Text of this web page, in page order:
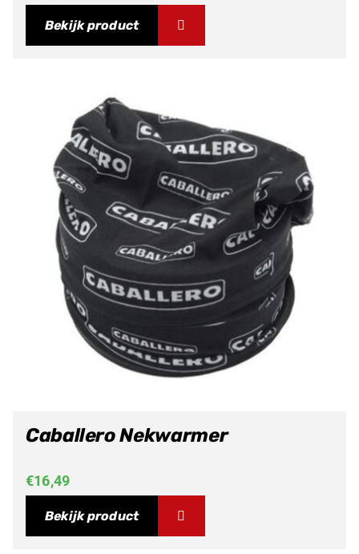
Bekijk product
Caballero Nekwarmer
€16,49
Bekijk product